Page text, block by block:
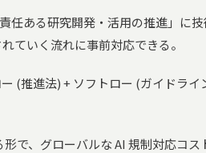
任ある研究開発・活用の推進」に
ていく流れに事前対応できる。
(推進法) + ソフトロー (ガイドライ
で、グローバルな AI 規制対応コ